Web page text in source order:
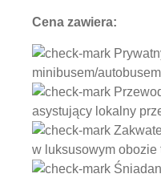
Cena zawiera:
minibusem/
asystujący lokalny
w luksusowym obozie